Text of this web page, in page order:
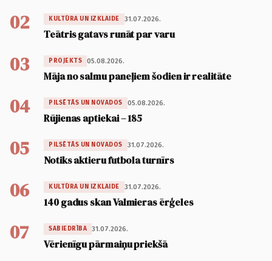
02 KULTŪRA UN IZKLAIDE 31.07.2026.
Teātris gatavs runāt par varu
03 PROJEKTS 05.08.2026.
Māja no salmu paneļiem šodien ir realitāte
04 PILSĒTĀS UN NOVADOS 05.08.2026.
Rūjienas aptiekai – 185
05 PILSĒTĀS UN NOVADOS 31.07.2026.
Notiks aktieru futbola turnīrs
06 KULTŪRA UN IZKLAIDE 31.07.2026.
140 gadus skan Valmieras ērģeles
07 SABIEDRĪBA 31.07.2026.
Vērienīgu pārmaiņu priekšā